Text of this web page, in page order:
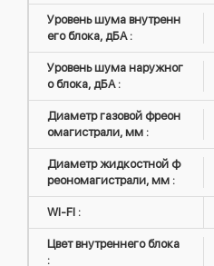
Уровень шума внутренн
его блока, дБА :
Уровень шума наружног
о блока, дБА :
Диаметр газовой фреон
омагистрали, мм :
Диаметр жидкостной ф
реономагистрали, мм :
WI-FI :
Цвет внутреннего блока
: